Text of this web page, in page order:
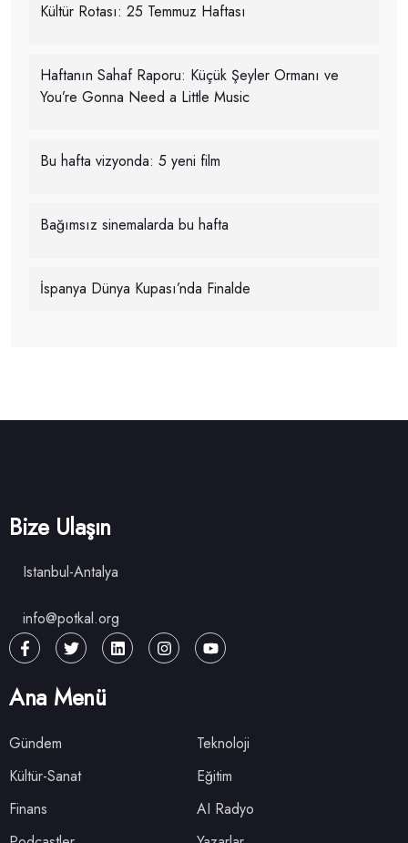
Kültür Rotası: 25 Temmuz Haftası
Haftanın Sahaf Raporu: Küçük Şeyler Ormanı ve
You’re Gonna Need a Little Music
Bu hafta vizyonda: 5 yeni film
Bağımsız sinemalarda bu hafta
İspanya Dünya Kupası’nda Finalde
Bize Ulaşın
Istanbul-Antalya
info@potkal.org
Ana Menü
Gündem
Teknoloji
Kültür-Sanat
Eğitim
Finans
AI Radyo